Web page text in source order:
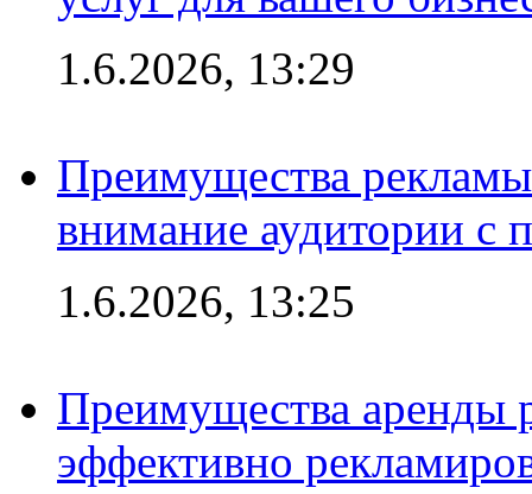
1.6.2026, 13:29
Преимущества
внимание аудитории
1.6.2026, 13:25
Преимущества аренды
эффективно